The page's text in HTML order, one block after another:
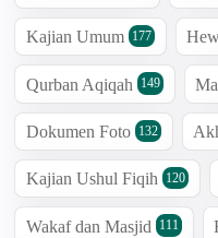
Kajian Umum 177
Qurban Aqiqah 149
Dokumen Foto 132
Kajian Ushul Fiqih 120
Wakaf dan Masjid 111